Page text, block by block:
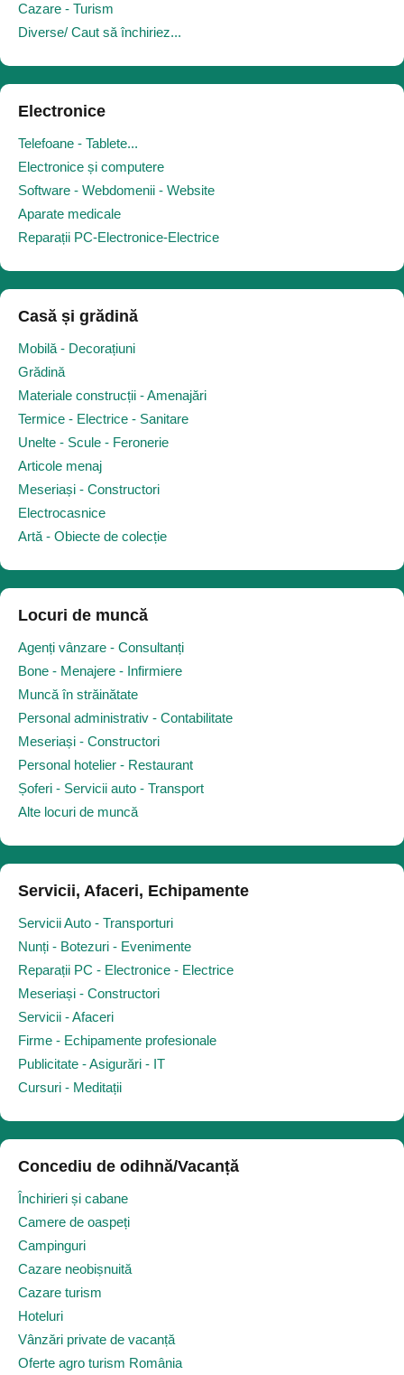
Cazare - Turism
Diverse/ Caut să închiriez...
Electronice
Telefoane - Tablete...
Electronice și computere
Software - Webdomenii - Website
Aparate medicale
Reparații PC-Electronice-Electrice
Casă și grădină
Mobilă - Decorațiuni
Grădină
Materiale construcții - Amenajări
Termice - Electrice - Sanitare
Unelte - Scule - Feronerie
Articole menaj
Meseriași - Constructori
Electrocasnice
Artă - Obiecte de colecție
Locuri de muncă
Agenți vânzare - Consultanți
Bone - Menajere - Infirmiere
Muncă în străinătate
Personal administrativ - Contabilitate
Meseriași - Constructori
Personal hotelier - Restaurant
Șoferi - Servicii auto - Transport
Alte locuri de muncă
Servicii, Afaceri, Echipamente
Servicii Auto - Transporturi
Nunți - Botezuri - Evenimente
Reparații PC - Electronice - Electrice
Meseriași - Constructori
Servicii - Afaceri
Firme - Echipamente profesionale
Publicitate - Asigurări - IT
Cursuri - Meditații
Concediu de odihnă/Vacanță
Închirieri și cabane
Camere de oaspeți
Campinguri
Cazare neobișnuită
Cazare turism
Hoteluri
Vânzări private de vacanță
Oferte agro turism România